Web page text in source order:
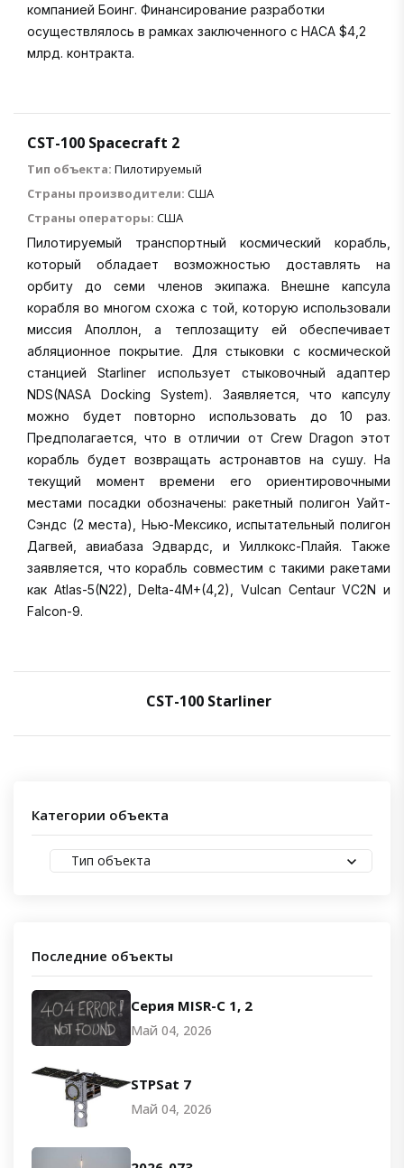
компанией Боинг. Финансирование разработки
осуществлялось в рамках заключенного с НАСА $4,2
млрд. контракта.
CST-100 Spacecraft 2
Тип объекта: Пилотируемый
Страны производители: США
Страны операторы: США
Пилотируемый транспортный космический корабль,
который обладает возможностью доставлять на
орбиту до семи членов экипажа. Внешне капсула
корабля во многом схожа с той, которую использовали
миссия Аполлон, а теплозащиту ей обеспечивает
абляционное покрытие. Для стыковки с космической
станцией Starliner использует стыковочный адаптер
NDS(NASA Docking System). Заявляется, что капсулу
можно будет повторно использовать до 10 раз.
Предполагается, что в отличии от Crew Dragon этот
корабль будет возвращать астронавтов на сушу. На
текущий момент времени его ориентировочными
местами посадки обозначены: ракетный полигон Уайт-
Сэндс (2 места), Нью-Мексико, испытательный полигон
Дагвей, авиабаза Эдвардс, и Уиллкокс-Плайя. Также
заявляется, что корабль совместим с такими ракетами
как Atlas-5(N22), Delta-4M+(4,2), Vulcan Centaur VC2N и
Falcon-9.
CST-100 Starliner
Категории объекта
Тип объекта
Последние объекты
Серия MISR-C 1, 2
Май 04, 2026
STPSat 7
Май 04, 2026